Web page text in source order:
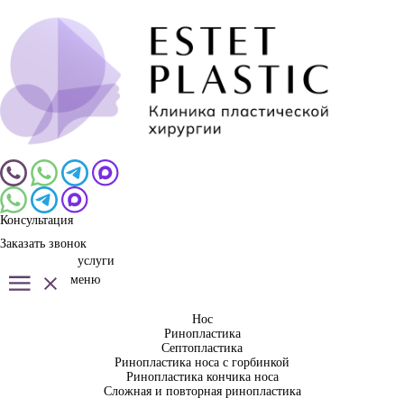
Консультация
Заказать звонок
услуги
меню
Нос
Ринопластика
Септопластика
Ринопластика носа с горбинкой
Ринопластика кончика носа
Сложная и повторная ринопластика